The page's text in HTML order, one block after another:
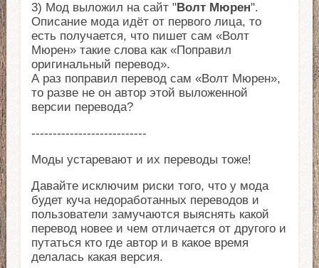
3) Мод выложил на сайт "Волт Мюрен".
Описание мода идёт от первого лица, то
есть получается, что пишет сам «Волт
Мюрен» такие слова как «Поправил
оригинальный перевод».
А раз поправил перевод сам «Волт Мюрен»,
то разве не он автор этой выложенной
версии перевода?
---------------------------
Моды устаревают и их переводы тоже!
Давайте исключим риски того, что у мода
будет куча недоработанных переводов и
пользователи замучаются выяснять какой
перевод новее и чем отличается от другого и
путаться кто где автор и в какое время
делалась какая версия.